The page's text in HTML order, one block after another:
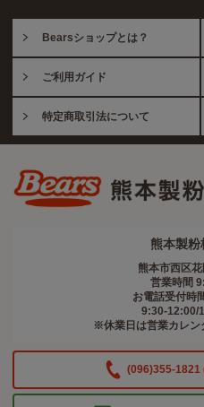
Bearsショップとは？
ご利用ガイド
特定商取引法について
熊本製
熊本市西区
営業時間
お電話受付時
9:30-12:00/
※休業日は営業カレン
(096)355-1821